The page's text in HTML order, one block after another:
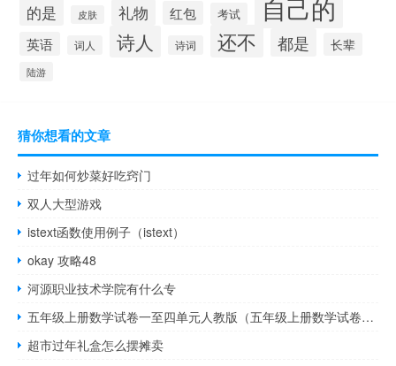
的是 皮肤 礼物 红包 考试 自己的
英语 词人 诗人 诗词 还不 都是 长辈
陆游
猜你想看的文章
过年如何炒菜好吃窍门
双人大型游戏
istext函数使用例子（istext）
okay 攻略48
河源职业技术学院有什么专
五年级上册数学试卷一至四单元人教版（五年级上册数学试卷一至四单元）
超市过年礼盒怎么摆摊卖